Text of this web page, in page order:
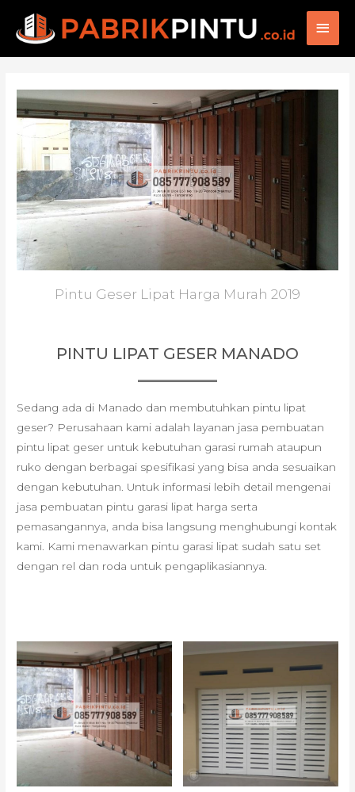
Main
Pintu Geser Lipat Harga Murah 2019
PINTU LIPAT GESER MANADO
Sedang ada di Manado dan membutuhkan pintu lipat
geser? Perusahaan kami adalah layanan jasa pembuatan
pintu lipat geser untuk kebutuhan garasi rumah ataupun
ruko dengan berbagai spesifikasi yang bisa anda sesuaikan
dengan kebutuhan. Untuk informasi lebih detail mengenai
jasa pembuatan pintu garasi lipat harga serta
pemasangannya, anda bisa langsung menghubungi kontak
kami. Kami menawarkan pintu garasi lipat sudah satu set
dengan rel dan roda untuk pengaplikasiannya.